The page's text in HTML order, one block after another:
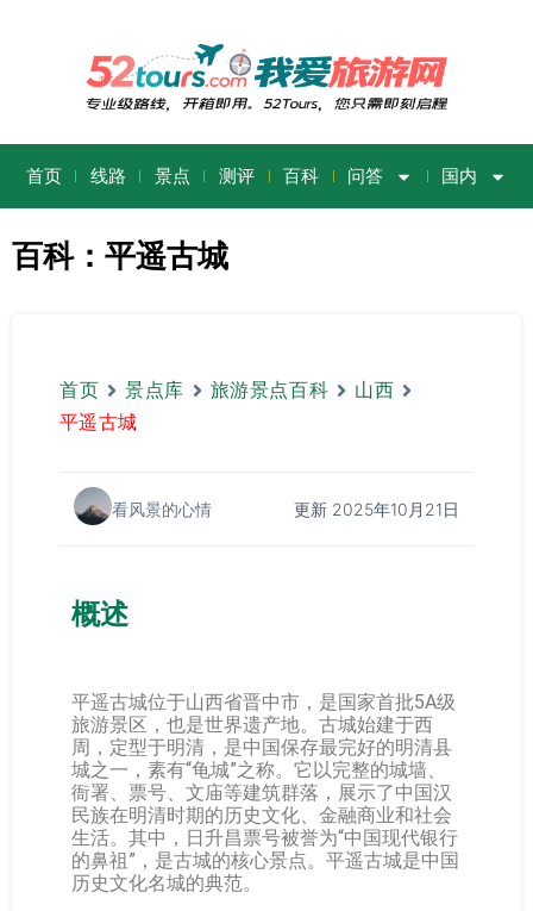
首页 线路 景点 测评 百科 问答 国内
百科：平遥古城
首页 景点库 旅游景点百科
山西
平遥古城
看风景的心情 更新 2025年10月21日
概述
平遥古城位于山西省晋中市，是国家首批5A级
旅游景区，也是世界遗产地。古城始建于西
周，定型于明清，是中国保存最完好的明清县
城之一，素有“龟城”之称。它以完整的城墙、
衙署、票号、文庙等建筑群落，展示了中国汉
民族在明清时期的历史文化、金融商业和社会
生活。其中，日升昌票号被誉为“中国现代银行
的鼻祖”，是古城的核心景点。平遥古城是中国
历史文化名城的典范。